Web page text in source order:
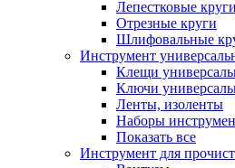
Лепестковые круги
Отрезные круги
Шлифовальные
Инструмент
Клещи
Ключи
Ленты, изоленты
Наборы
Показать все
Инструмент для